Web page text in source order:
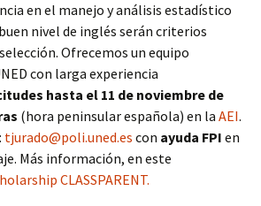
en el manejo y análisis estadístico
nivel de inglés serán criterios
Ofrecemos un equipo
con larga experiencia
hasta el 11 de noviembre de
(hora peninsular española) en la AEI.
tjurado@poli.uned.es con ayuda FPI en
Más información, en este
CLASSPARENT.